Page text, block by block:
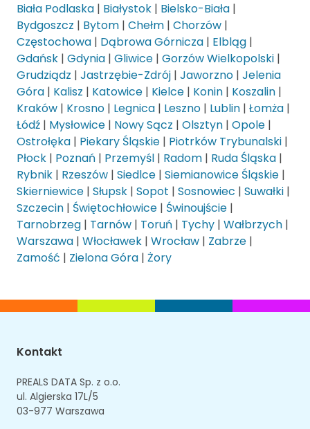
Biała Podlaska | Białystok | Bielsko-Biała |
Bydgoszcz | Bytom | Chełm | Chorzów |
Częstochowa | Dąbrowa Górnicza | Elbląg |
Gdańsk | Gdynia | Gliwice | Gorzów Wielkopolski |
Grudziądz | Jastrzębie-Zdrój | Jaworzno | Jelenia
Góra | Kalisz | Katowice | Kielce | Konin | Koszalin |
Kraków | Krosno | Legnica | Leszno | Lublin | Łomża |
Łódź | Mysłowice | Nowy Sącz | Olsztyn | Opole |
Ostrołęka | Piekary Śląskie | Piotrków Trybunalski |
Płock | Poznań | Przemyśl | Radom | Ruda Śląska |
Rybnik | Rzeszów | Siedlce | Siemianowice Śląskie |
Skierniewice | Słupsk | Sopot | Sosnowiec | Suwałki |
Szczecin | Świętochłowice | Świnoujście |
Tarnobrzeg | Tarnów | Toruń | Tychy | Wałbrzych |
Warszawa | Włocławek | Wrocław | Zabrze |
Zamość | Zielona Góra | Żory
Kontakt
PREALS DATA Sp. z o.o.
ul. Algierska 17L/5
03-977 Warszawa